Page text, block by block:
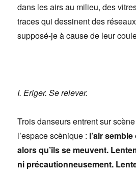
dans les airs au milieu, des
traces qui dessinent des
supposé-je à cause de leur
I. Eriger. Se relever.
Trois danseurs entrent sur
l’espace scènique : l’air
alors qu’ils se meuvent.
ni précautionneusement.